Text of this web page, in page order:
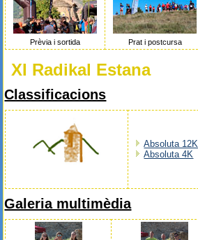
Prèvia i sortida Prat i postcursa
XI Radikal Estana
Classificacions
Absoluta 12K
Absoluta 4K
Galeria multimèdia